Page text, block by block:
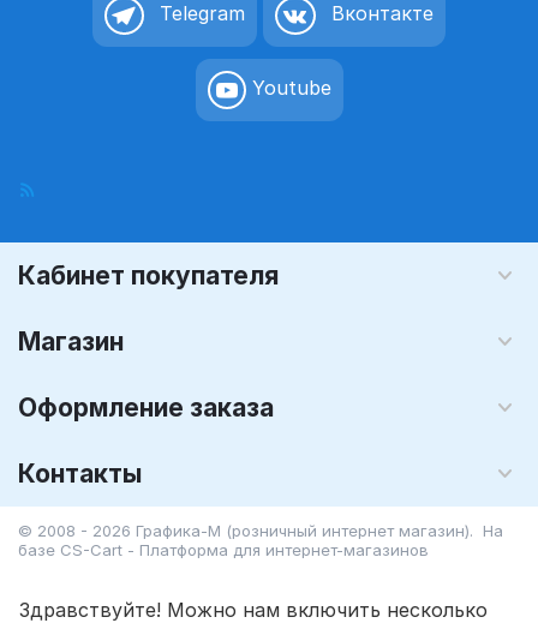
Telegram Вконтакте
Youtube
Кабинет покупателя
Магазин
Оформление заказа
Контакты
© 2008 - 2026 Графика-М (розничный интернет магазин). На
базе CS-Cart - Платформа для интернет-магазинов
Здравствуйте! Можно нам включить несколько